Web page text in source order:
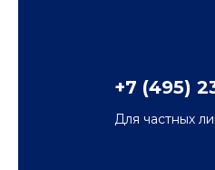
+7 (495)
Для частных